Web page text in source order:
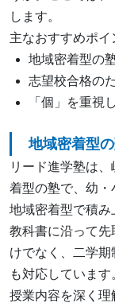
します。
主なおすすめポイ
地域密着型の
志望校合格の
「個」を重視
地域密着型
リード進学塾は
着型の塾で、幼・
地域密着型で積
教科書に沿って
けでなく、二学
も対応しています
授業内容を深く